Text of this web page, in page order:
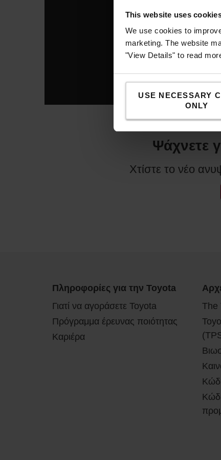
This website uses
We use cookies to
marketing. The website
"View Details" to read
USE NECESSARY
ONLY
Ψάχνετε
Χτίστε το νέο
Πληροφορίες για την Toyota
Γιατί να αγοράσετε Toyota
Πρόγραμμα έρευνας ποιότητας
Καριέρα
The